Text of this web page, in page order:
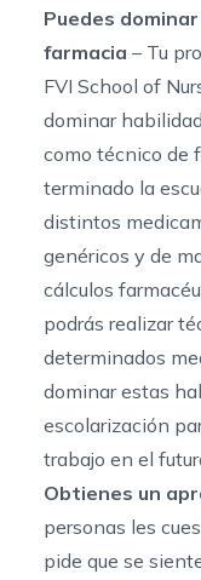
Puedes
farmacia – Tu
FVI School of
dominar
como técnico de
terminado la
distintos
genéricos y de
cálculos
podrás realizar
determinados
dominar estas
escolarización
trabajo en el
Obtienes un
personas les
pide que se